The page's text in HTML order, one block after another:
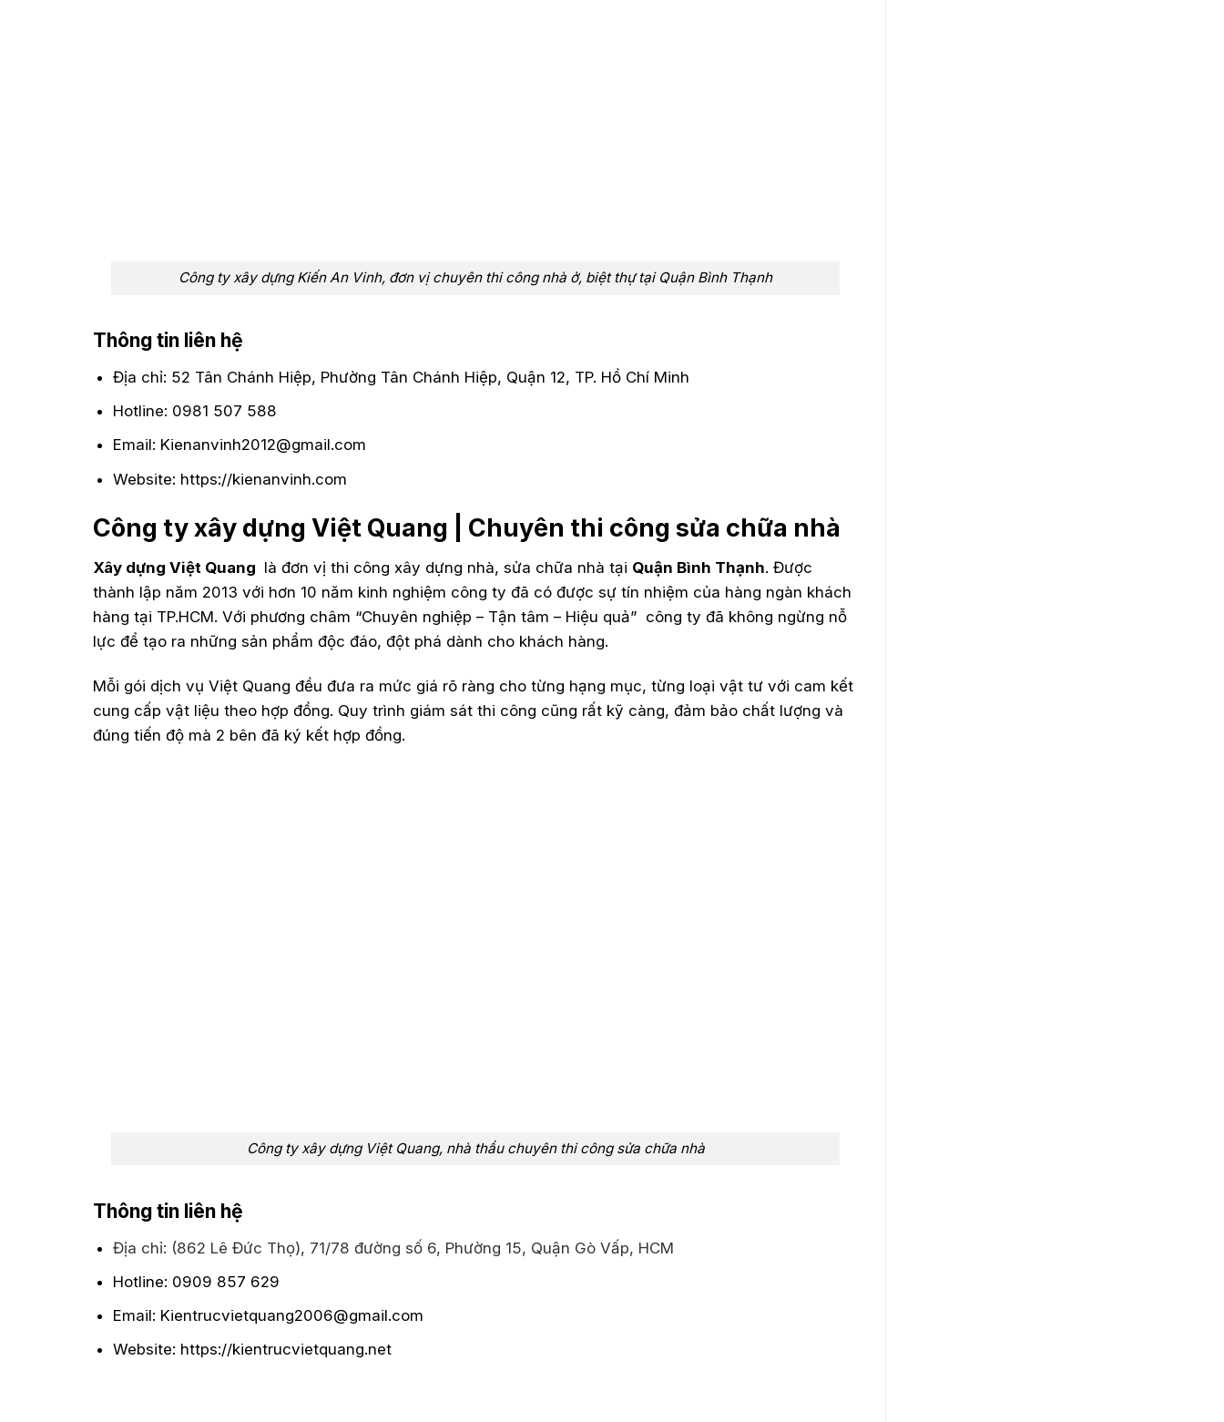
Công ty xây dựng Kiến An Vinh, đơn vị chuyên thi công nhà ở, biệt thự tại Quận Bình Thạnh
Thông tin liên hệ
Địa chỉ: 52 Tân Chánh Hiệp, Phường Tân Chánh Hiệp, Quận 12, TP. Hồ Chí Minh
Hotline: 0981 507 588
Email: Kienanvinh2012@gmail.com
Website: https://kienanvinh.com
Công ty xây dựng Việt Quang | Chuyên thi công sửa chữa nhà
Xây dựng Việt Quang là đơn vị thi công xây dựng nhà, sửa chữa nhà tại Quận Bình Thạnh. Được
thành lập năm 2013 với hơn 10 năm kinh nghiệm công ty đã có được sự tín nhiệm của hàng ngàn khách
hàng tại TP.HCM. Với phương châm “Chuyên nghiệp – Tận tâm – Hiệu quả” công ty đã không ngừng nỗ
lực để tạo ra những sản phẩm độc đáo, đột phá dành cho khách hàng.
Mỗi gói dịch vụ Việt Quang đều đưa ra mức giá rõ ràng cho từng hạng mục, từng loại vật tư với cam kết
cung cấp vật liệu theo hợp đồng. Quy trình giám sát thi công cũng rất kỹ càng, đảm bảo chất lượng và
đúng tiến độ mà 2 bên đã ký kết hợp đồng.
Công ty xây dựng Việt Quang, nhà thầu chuyên thi công sửa chữa nhà
Thông tin liên hệ
Địa chỉ: (862 Lê Đức Thọ), 71/78 đường số 6, Phường 15, Quận Gò Vấp, HCM
Hotline: 0909 857 629
Email: Kientrucvietquang2006@gmail.com
Website: https://kientrucvietquang.net